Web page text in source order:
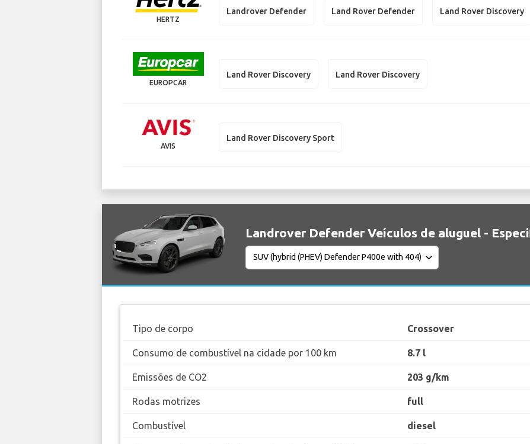
HERTZ
Landrover Defender Land Rover Defender Land Rover Discovery
EUROPCAR
Land Rover Discovery Land Rover Discovery
AVIS
Land Rover Discovery Sport
Landrover Defender Veículos de aluguel -
Tipo de corpo Crossover
Consumo de combustível na cidade por 100 km 8.7 l
Emissões de CO2 203 g/km
Rodas motrizes full
Combustível diesel